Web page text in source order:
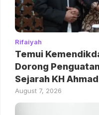
Rifaiyah
Temui
Dorong
Sejarah KH
August 7, 2026